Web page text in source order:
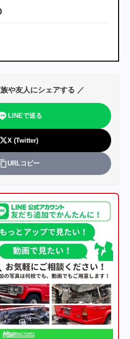
や友人にシェアする ／
LINEで送る
X (Twitter)
URLコピー